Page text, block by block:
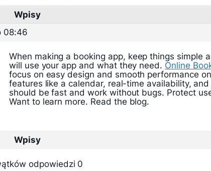
Wpisy
08:46
When making a booking app, keep things simple
will use your app and what they need. Online
focus on easy design and smooth performance
features like a calendar, real-time availability,
should be fast and work without bugs. Protect
Want to learn more. Read the blog.
Wpisy
odpowiedzi 0